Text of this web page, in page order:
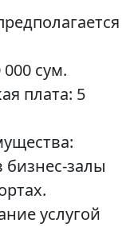
сум.
плата: 5
бизнес-залы
услугой